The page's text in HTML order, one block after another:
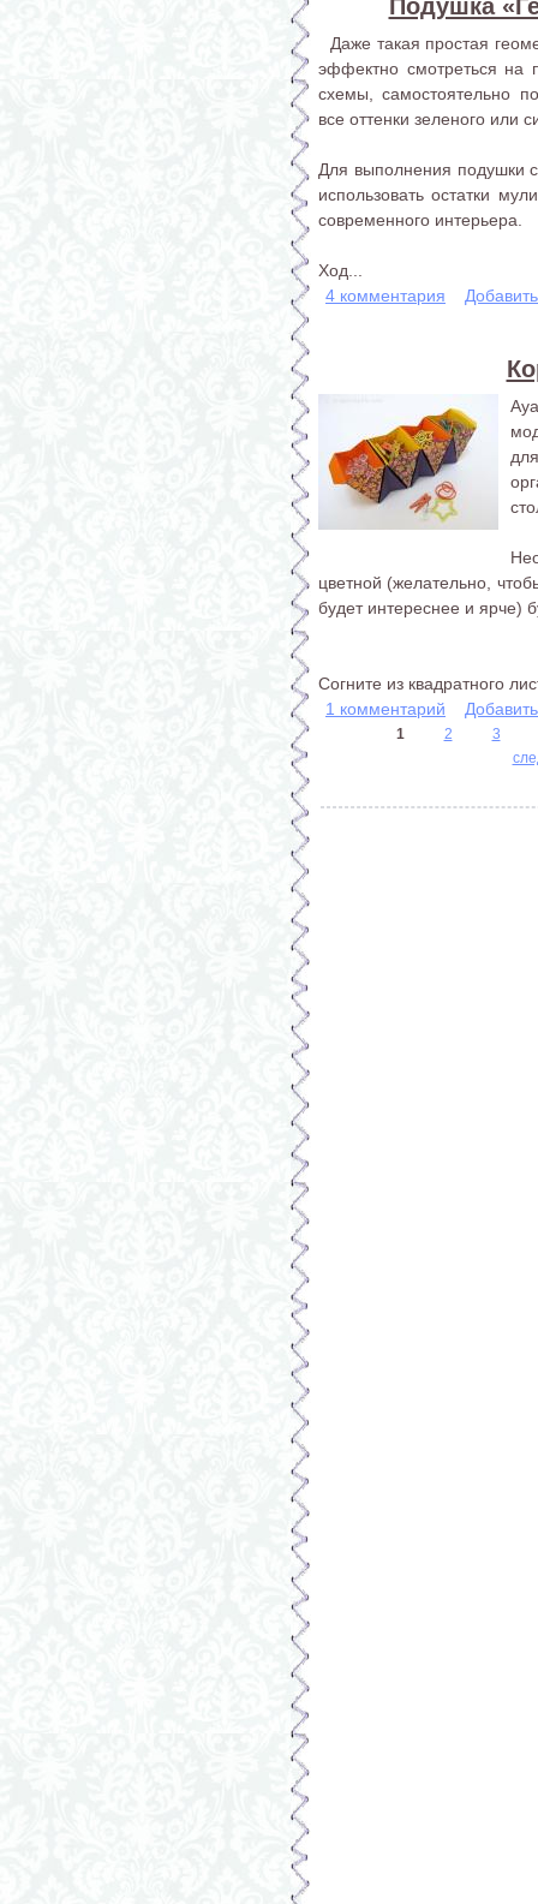
Подушка
Даже такая простая
эффектно смотреться на
схемы, самостоятельно
все оттенки зеленого или
Для выполнения подушки
использовать остатки
современного интерьера.
Ход...
4 комментария
цветной (желательно,
будет интереснее и ярче)
Согните из квадратного
1 комментарий
1 2
3